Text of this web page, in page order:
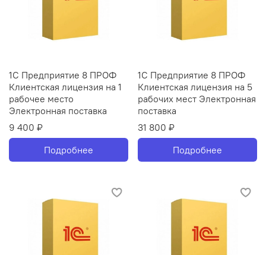
1С Предприятие 8 ПРОФ
Клиентская лицензия на 1
рабочее место
Электронная поставка
9 400 ₽
Подробнее
1С Предприятие 8 ПРОФ
Клиентская лицензия на 5
рабочих мест Электронная
поставка
31 800 ₽
Подробнее